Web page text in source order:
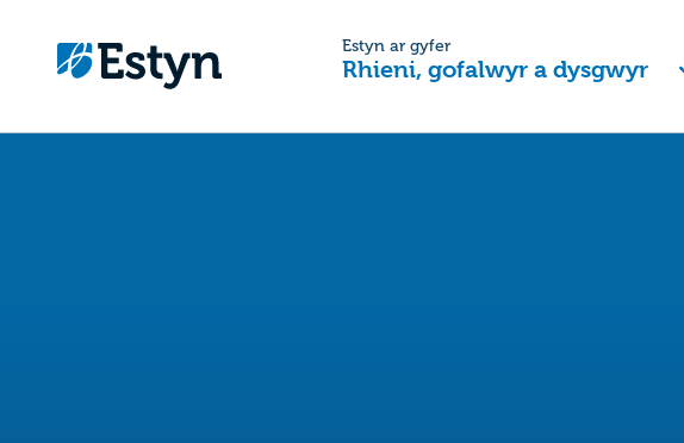
Estyn ar gyfer
Rhieni, gofalwyr a dysgwyr